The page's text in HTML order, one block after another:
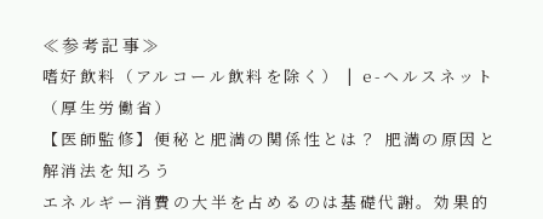
≪参考記事≫
嗜好飲料（アルコール飲料を除く） | e-ヘルスネット
（厚生労働省）
【医師監修】便秘と肥満の関係性とは？ 肥満の原因と
解消法を知ろう
エネルギー消費の大半を占めるのは基礎代謝。効果的